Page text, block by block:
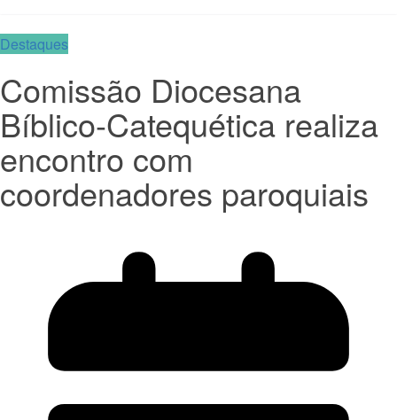
Destaques
Comissão Diocesana
Bíblico-Catequética realiza
encontro com
coordenadores paroquiais